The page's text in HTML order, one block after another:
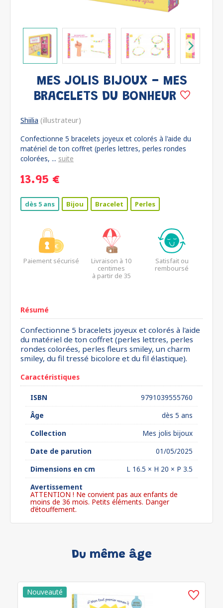
MES JOLIS BIJOUX - MES
BRACELETS DU BONHEUR
Shiilia (illustrateur)
Confectionne 5 bracelets joyeux et colorés à l'aide du
matériel de ton coffret (perles lettres, perles rondes
colorées, ... suite
13.95 €
dès 5 ans Bijou Bracelet Perles
Paiement sécurisé
Livraison à 10
centimes
à partir de 35
Satisfait ou
remboursé
Résumé
Confectionne 5 bracelets joyeux et colorés à l'aide
du matériel de ton coffret (perles lettres, perles
rondes colorées, perles fleurs smiley, un charm
smiley, du fil tressé bicolore et du fil élastique).
Caractéristiques
ISBN
9791039555760
Âge
dès 5 ans
Collection
Mes jolis bijoux
Date de parution
01/05/2025
Dimensions en cm
L 16.5 × H 20 × P 3.5
Avertissement
ATTENTION ! Ne convient pas aux enfants de
moins de 36 mois. Petits éléments. Danger
d’étouffement.
Du même âge